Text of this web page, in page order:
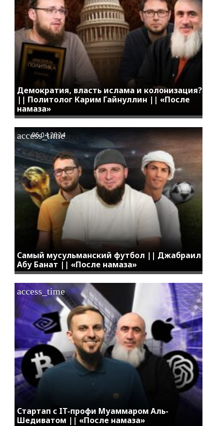
Демократия, власть ислама и колонизация?
|| Политолог Карим Гайнуллин || «После
намаза»
Самый мусульманский футбол || Джабраил
Абу Банат || «После намаза»
access_time
06.04.2024
Стартап с IT-профи Муаммаром Аль-
Шедиватом || «После намаза»
access_time